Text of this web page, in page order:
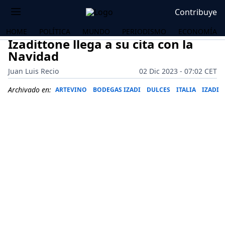
Contribuye
HOME POLÍTICA MUNDO PERIODISMO ECONOMÍA
Izadittone llega a su cita con la
Navidad
Juan Luis Recio
02 Dic 2023 - 07:02 CET
Archivado en: ARTEVINO BODEGAS IZADI DULCES ITALIA IZADI